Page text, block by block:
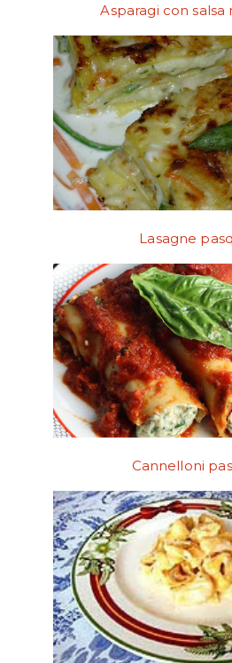
Asparagi con salsa
Lasagne
Cannelloni